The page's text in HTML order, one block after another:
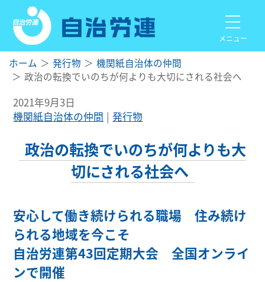
メニュー
ホーム 発行物
機関紙自治体の仲間
政治の転換でいのちが何よりも大切にされる社会へ
2021年9月3日
機関紙自治体の仲間
発行物
政治の転換でいのちが何よりも大
切にされる社会へ
安心して働き続けられる職場 住み続け
られる地域を今こそ
自治労連第43回定期大会 全国オンライ
ンで開催